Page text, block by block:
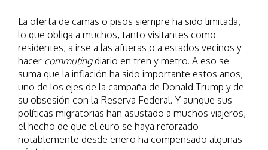
La oferta de camas o pisos siempre ha sido limitada,
lo que obliga a muchos, tanto visitantes como
residentes, a irse a las afueras o a estados vecinos y
hacer commutingdiario en tren y metro. A eso se
suma que la inflación ha sido importante estos años,
uno de los ejes de la campaña de Donald Trump y de
su obsesión con la Reserva Federal. Y aunque sus
políticas migratorias han asustado a muchos viajeros,
el hecho de que el euro se haya reforzado
notablemente desde enero ha compensado algunas